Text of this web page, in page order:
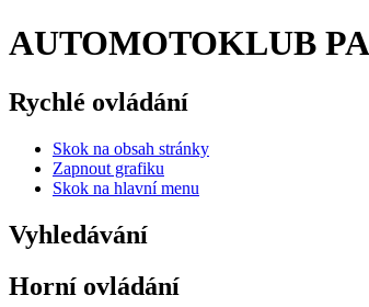
AUTOMOTOKLUB
Rychlé ovládání
Skok na obsah stránky
Zapnout grafiku
Skok na hlavní menu
Vyhledávání
Horní ovládání